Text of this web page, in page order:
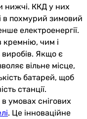
нижчі. ККД у них
в похмурий зимовий
електроенергії.
кремнію, чим і
виробів. Якщо є
вільне місце,
батарей, щоб
станції.
умовах снігових
. Це інноваційне